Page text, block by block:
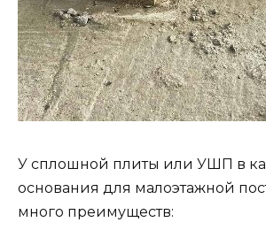
У сплошной плиты или УШП в
основания для малоэтажной
много преимуществ: